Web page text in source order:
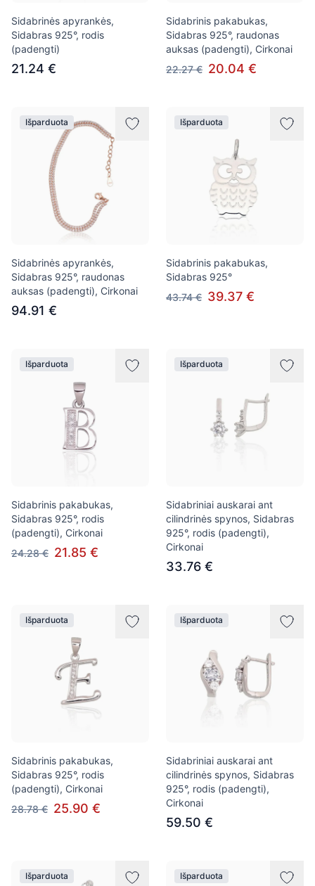
Sidabrinės apyrankės,
Sidabras 925°, rodis
(padengti)
21.24 €
Sidabrinis pakabukas,
Sidabras 925°, raudonas
auksas (padengti), Cirkonai
22.27 € 20.04 €
Išparduota
Sidabrinės apyrankės,
Sidabras 925°, raudonas
auksas (padengti), Cirkonai
94.91 €
Išparduota
Sidabrinis pakabukas,
Sidabras 925°
43.74 € 39.37 €
Išparduota
Sidabrinis pakabukas,
Sidabras 925°, rodis
(padengti), Cirkonai
24.28 € 21.85 €
Išparduota
Sidabriniai auskarai ant
cilindrinės spynos, Sidabras
925°, rodis (padengti),
Cirkonai
33.76 €
Išparduota
Sidabrinis pakabukas,
Sidabras 925°, rodis
(padengti), Cirkonai
28.78 € 25.90 €
Išparduota
Sidabriniai auskarai ant
cilindrinės spynos, Sidabras
925°, rodis (padengti),
Cirkonai
59.50 €
Išparduota Išparduota